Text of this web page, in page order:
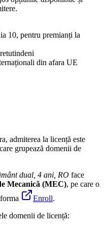
10, pentru premianți la
din afara UE
admiterea la licență este
grupează domenii de
dual, 4 ani, RO face
Mecanică (MEC), pe care o
Enroll.
domenii de licență: